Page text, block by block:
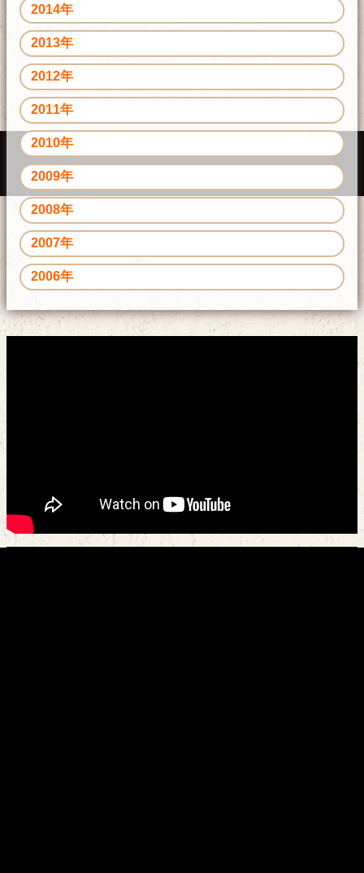
2014年
2013年
2012年
2011年
2010年
2009年
2008年
2007年
2006年